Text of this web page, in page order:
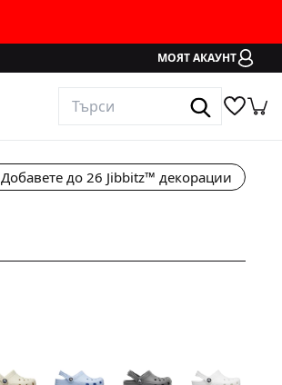
МОЯТ АКАУНТ
Добавете до 26 Jibbitz™ декорации